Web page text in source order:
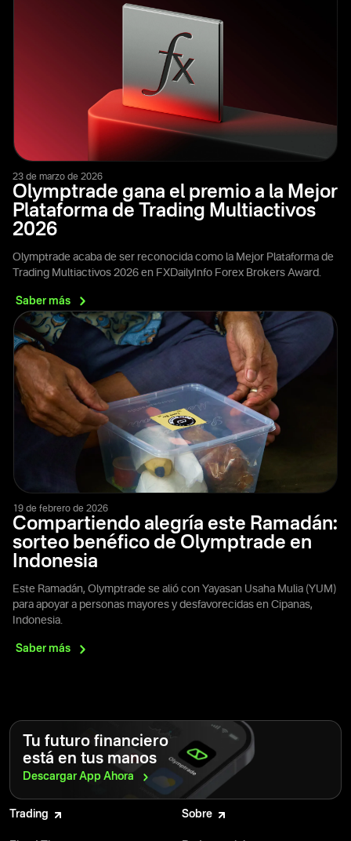
23 de marzo de 2026
Olymptrade gana el premio a la Mejor
Plataforma de Trading Multiactivos
2026
Olymptrade acaba de ser reconocida como la Mejor Plataforma de
Trading Multiactivos 2026 en FXDailyInfo Forex Brokers Award.
Sabermás
19 de febrero de 2026
Compartiendo alegría este Ramadán:
sorteo benéfico de Olymptrade en
Indonesia
Este Ramadán, Olymptrade se alió con Yayasan Usaha Mulia (YUM)
para apoyar a personas mayores y desfavorecidas en Cipanas,
Indonesia.
Sabermás
Tu futuro financiero
está en tus manos
Descargar App Ahora
Trading Sobre